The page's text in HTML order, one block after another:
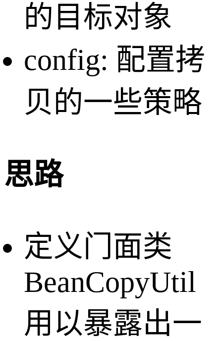
的目标对象
config: 配置拷
贝的一些策略
思路
定义门面类
BeanCopyUtil
用以暴露出一